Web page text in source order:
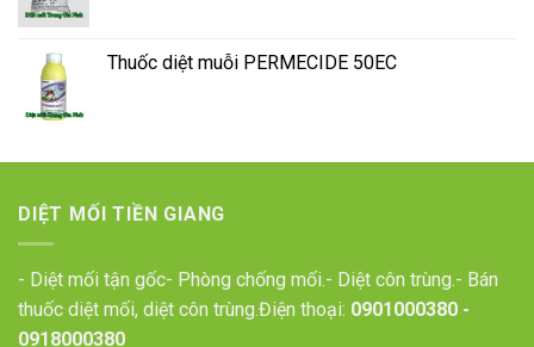
Thuốc diệt muỗi PERMECIDE 50EC
DIỆT MỐI TIỀN GIANG
- Diệt mối tận gốc- Phòng chống mối.- Diệt côn trùng.- Bán
thuốc diệt mối, diệt côn trùng.Điện thoại: 0901000380 -
0918000380